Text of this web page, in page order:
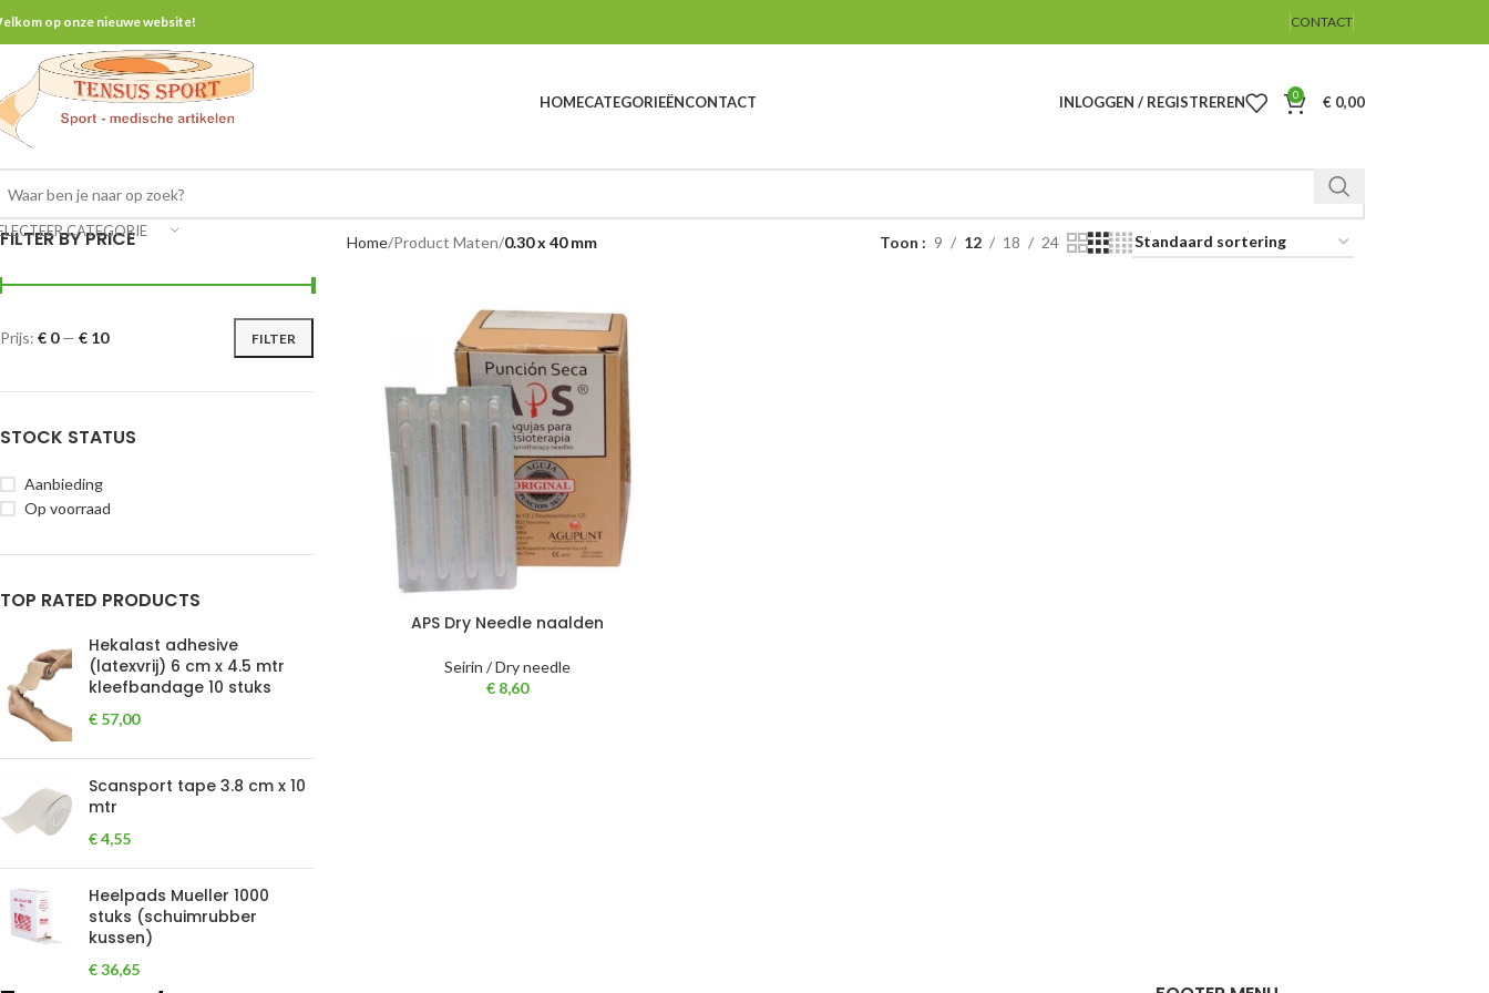
op onze nieuwe website! CONTACT
HOMECATEGORIEËNCONTACT INLOGGEN / REGISTREREN 0 € 0,00
CATEGORIE
FILTER BY PRICE
FILTER
Prijs: € 0— € 10
STOCK STATUS
Aanbieding
Op voorraad
TOP RATED PRODUCTS
Hekalast adhesive
(latexvrij) 6 cm x 4.5 mtr
kleefbandage 10 stuks
€ 57,00
Scansport tape 3.8 cm x 10
mtr
€4,55
Heelpads Mueller 1000
stuks (schuimrubber
kussen)
€36,65
Home Product Maten 0.30 x 40 mm Toon 9 12 18 24
APS Dry Needle naalden
Seirin / Dry needle
€8,60